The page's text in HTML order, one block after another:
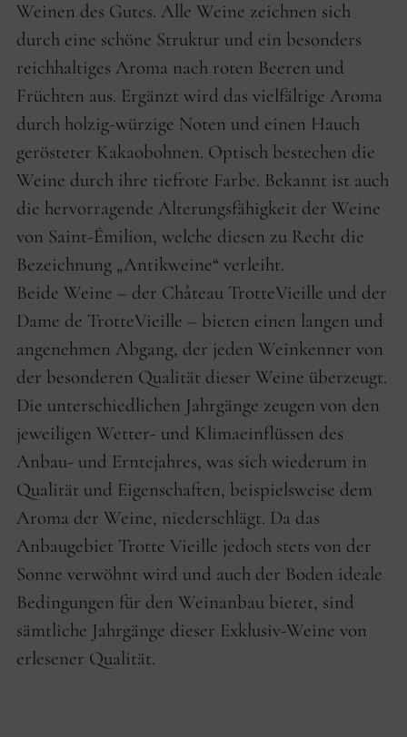
Weinen des Gutes. Alle Weine zeichnen sich
durch eine schöne Struktur und ein besonders
reichhaltiges Aroma nach roten Beeren und
Früchten aus. Ergänzt wird das vielfältige Aroma
durch holzig-würzige Noten und einen Hauch
gerösteter Kakaobohnen. Optisch bestechen die
Weine durch ihre tiefrote Farbe. Bekannt ist auch
die hervorragende Alterungsfähigkeit der Weine
von Saint-Émilion, welche diesen zu Recht die
Bezeichnung „Antikweine“ verleiht.
Beide Weine – der Château TrotteVieille und der
Dame de TrotteVieille – bieten einen langen und
angenehmen Abgang, der jeden Weinkenner von
der besonderen Qualität dieser Weine überzeugt.
Die unterschiedlichen Jahrgänge zeugen von den
jeweiligen Wetter- und Klimaeinflüssen des
Anbau- und Erntejahres, was sich wiederum in
Qualität und Eigenschaften, beispielsweise dem
Aroma der Weine, niederschlägt. Da das
Anbaugebiet Trotte Vieille jedoch stets von der
Sonne verwöhnt wird und auch der Boden ideale
Bedingungen für den Weinanbau bietet, sind
sämtliche Jahrgänge dieser Exklusiv-Weine von
erlesener Qualität.